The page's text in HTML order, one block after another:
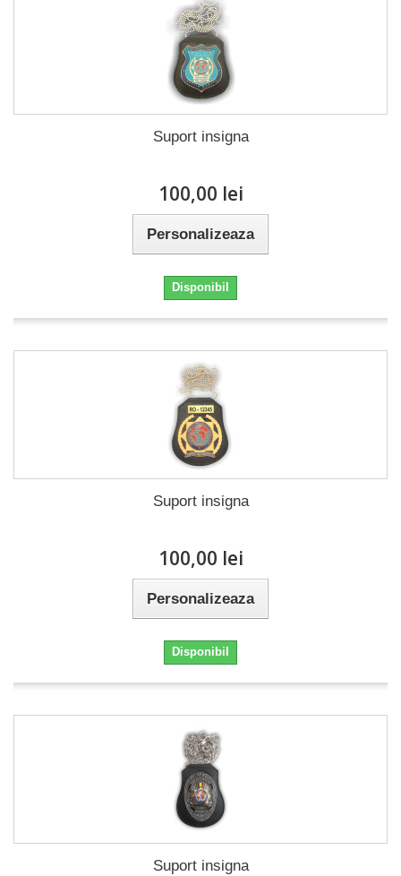
Suport insigna
100,00 lei
Personalizeaza
Disponibil
Suport insigna
100,00 lei
Personalizeaza
Disponibil
Suport insigna